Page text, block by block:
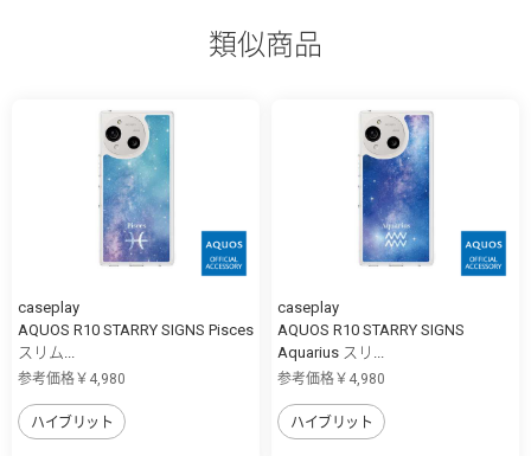
類似商品
caseplay
AQUOS R10 STARRY SIGNS Pisces
スリム...
参考価格￥4,980
ハイブリット
caseplay
AQUOS R10 STARRY SIGNS
Aquarius スリ...
参考価格￥4,980
ハイブリット